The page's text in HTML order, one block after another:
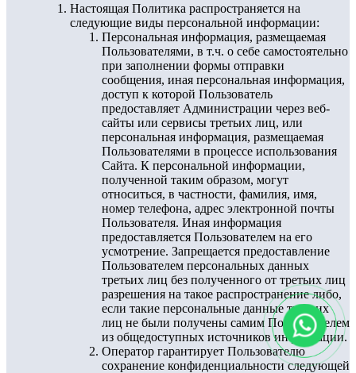
Настоящая Политика распространяется на
следующие виды персональной информации:
Персональная информация, размещаемая
Пользователями, в т.ч. о себе самостоятельно
при заполнении формы отправки
сообщения, иная персональная информация,
доступ к которой Пользователь
предоставляет Администрации через веб-
сайты или сервисы третьих лиц, или
персональная информация, размещаемая
Пользователями в процессе использования
Сайта. К персональной информации,
полученной таким образом, могут
относиться, в частности, фамилия, имя,
номер телефона, адрес электронной почты
Пользователя. Иная информация
предоставляется Пользователем на его
усмотрение. Запрещается предоставление
Пользователем персональных данных
третьих лиц без полученного от третьих лиц
разрешения на такое распространение либо,
если такие персональные данные третьих
лиц не были получены самим Пользователем
из общедоступных источников информации.
Оператор гарантирует Пользователю
сохранение конфиденциальности следующей